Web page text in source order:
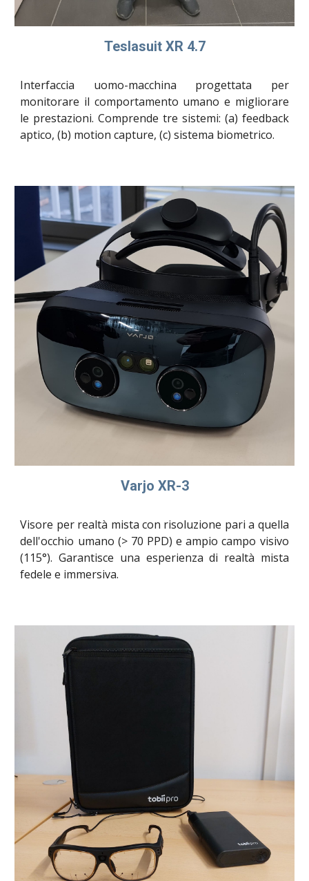
Teslasuit XR 4.7
Interfaccia uomo-macchina progettata per
monitorare il comportamento umano e migliorare
le prestazioni. Comprende tre sistemi: (a) feedback
aptico, (b) motion capture, (c) sistema biometrico.
Varjo XR-3
Visore per realtà mista con risoluzione pari a quella
dell'occhio umano (> 70 PPD) e ampio campo visivo
(115°). Garantisce una esperienza di realtà mista
fedele e immersiva.